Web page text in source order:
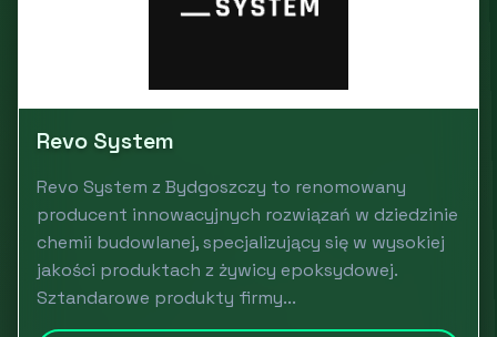
Revo System
Revo System z Bydgoszczy to renomowany
producent innowacyjnych rozwiązań w dziedzinie
chemii budowlanej, specjalizujący się w wysokiej
jakości produktach z żywicy epoksydowej.
Sztandarowe produkty firmy...